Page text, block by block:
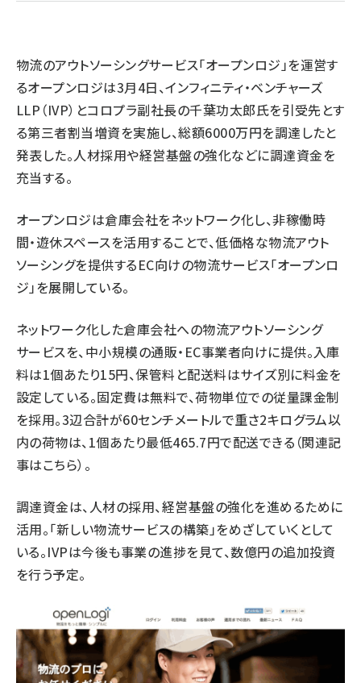
物流のアウトソーシングサービス「オープンロジ」を運営す
るオープンロジは3月4日、インフィニティ・ベンチャーズ
LLP（IVP）とコロプラ副社長の千葉功太郎氏を引受先とす
る第三者割当増資を実施し、総額6000万円を調達したと
発表した。人材採用や経営基盤の強化などに調達資金を
充当する。
オープンロジは倉庫会社をネットワーク化し、非稼働時
間・遊休スペースを活用することで、低価格な物流アウト
ソーシングを提供するEC向けの物流サービス「オープンロ
ジ」を展開している。
ネットワーク化した倉庫会社への物流アウトソーシング
サービスを、中小規模の通販・EC事業者向けに提供。入庫
料は1個あたり15円、保管料と配送料はサイズ別に料金を
設定している。固定費は無料で、荷物単位での従量課金制
を採用。3辺合計が60センチメートルで重さ2キログラム以
内の荷物は、1個あたり最低465.7円で配送できる（関連記
事はこちら）。
調達資金は、人材の採用、経営基盤の強化を進めるために
活用。「新しい物流サービスの構築」をめざしていくとして
いる。IVPは今後も事業の進捗を見て、数億円の追加投資
を行う予定。